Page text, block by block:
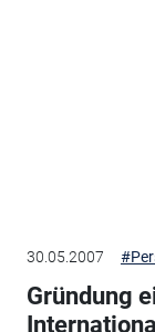
30.05.2007
Gründung